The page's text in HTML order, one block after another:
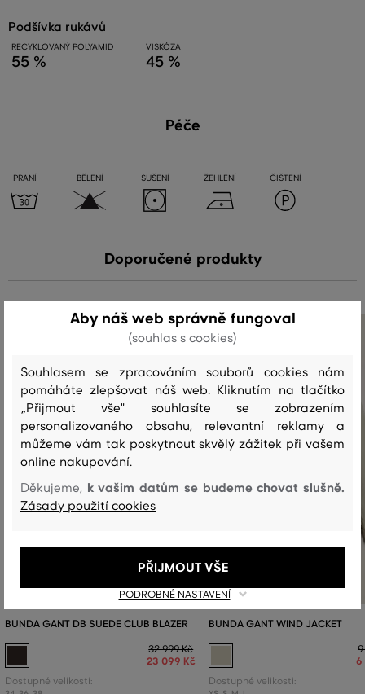
podšívka rukávů
RECYKLOVANÝ POLYAMID
55 %
VISKÓZA
45 %
Péče
PRANÍ BĚLENÍ SUŠENÍ ŽEHLENÍ ČIŠTENÍ
Doporučené produkty
BUNDA GANT DB SUEDE CLUB BLAZER
32 999 Kč
23 099 Kč
Dostupné velikosti:
BUNDA GANT WIND JACKET
9
6
Dostupné velikosti:
Aby náš web správně fungoval
(souhlas s cookies)
Souhlasem se zpracováním souborů cookies nám
pomáháte zlepšovat náš web. Kliknutím na tlačítko
„Přijmout vše" souhlasíte se zobrazením
personalizovaného obsahu, relevantní reklamy a
můžeme vám tak poskytnout skvělý zážitek při vašem
online nakupování.
Děkujeme, k vašim datům se budeme chovat slušně.
Zásady použití cookies
PODROBNÉ NASTAVENÍ
PŘIJMOUT VŠE